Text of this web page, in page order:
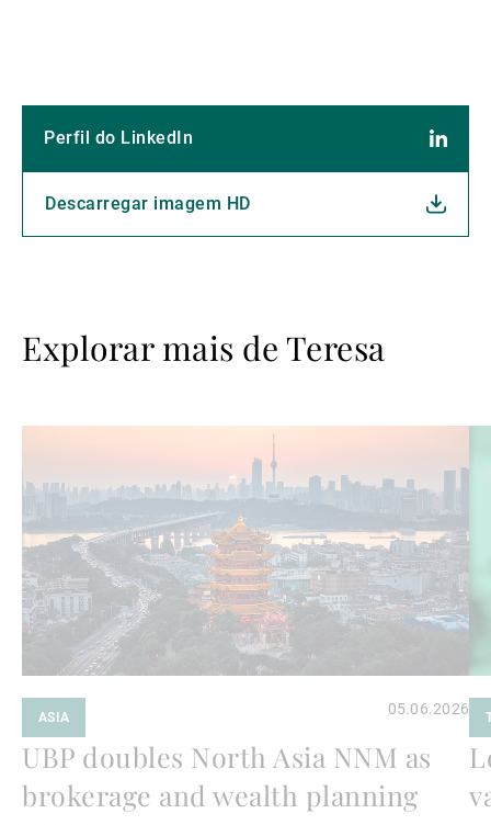
Perfil do LinkedIn
Descarregar imagem HD
Explorar mais de Teresa
ASIA 05.06.2026
UBP doubles North Asia NNM as
brokerage and wealth planning